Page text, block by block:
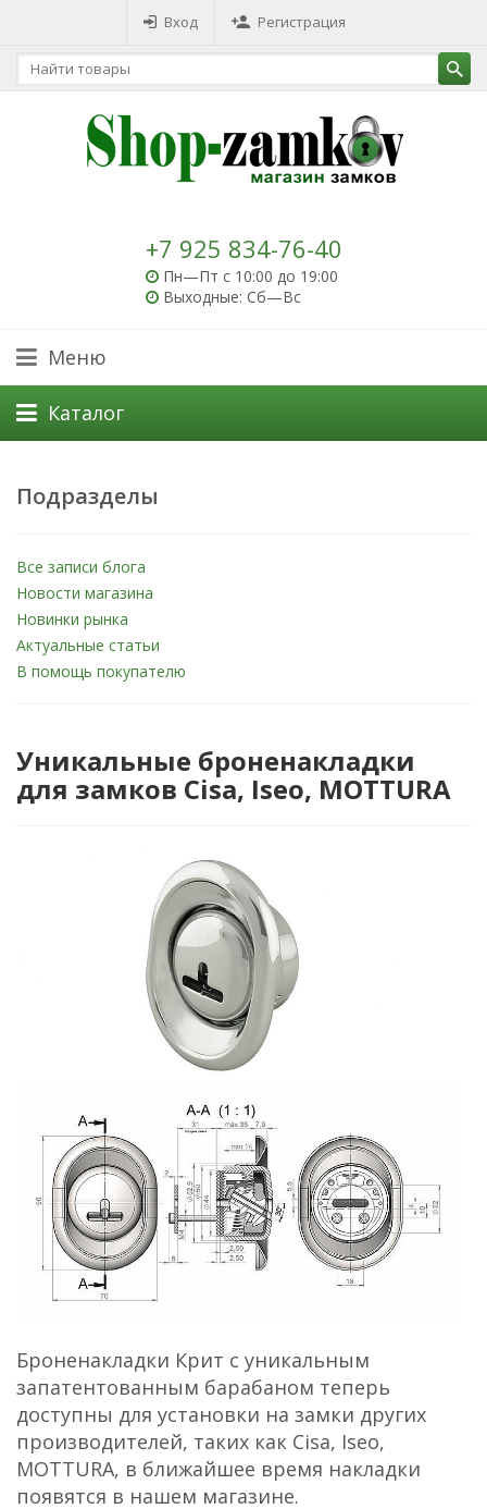
Вход Регистрация
+7 925 834-76-40
Пн—Пт с 10:00 до 19:00
Выходные: Сб—Вс
Меню
Каталог
Подразделы
Все записи блога
Новости магазина
Новинки рынка
Актуальные статьи
В помощь покупателю
Уникальные броненакладки
для замков Cisa, Iseo, MOTTURA
Броненакладки Крит с уникальным
запатентованным барабаном теперь
доступны для установки на замки других
производителей, таких как Cisa, Iseo,
MOTTURA, в ближайшее время накладки
появятся в нашем магазине.